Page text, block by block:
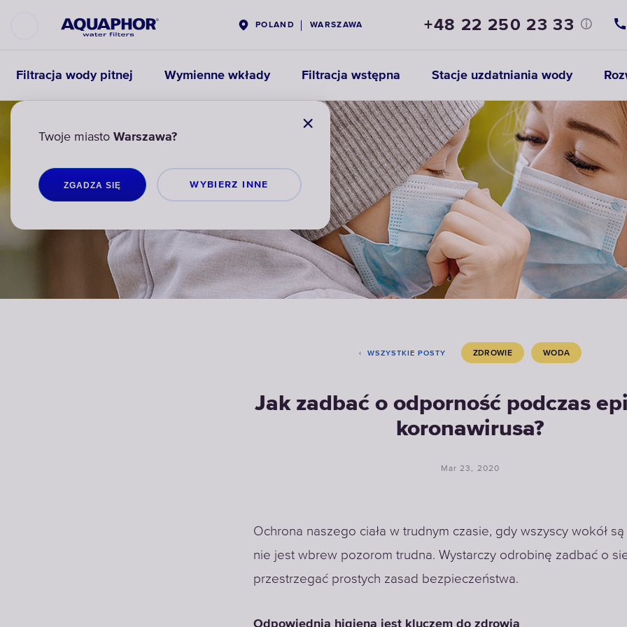
Twoje miasto Warszawa?
ZGADZA SIĘ WYBIERZ INNЕ
POLAND WARSZAWA +48 22 250 23 33
Filtracja wody pitnej Wymienne wkłady Filtracja wstępna Stacje uzdatniania wody
WSZYSTKIE POSTY ZDROWIE WODA
Jak zadbać o odporność podczas
koronawirusa?
Mar 23, 2020
Ochrona naszego ciała w trudnym czasie, gdy wszyscy wokół są
nie jest wbrew pozorom trudna. Wystarczy odrobinę zadbać o
przestrzegać prostych zasad bezpieczeństwa.
Odpowiednia higiena jest kluczem do zdrowia